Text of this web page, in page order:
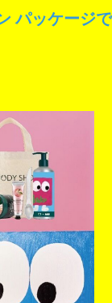
パッケージで